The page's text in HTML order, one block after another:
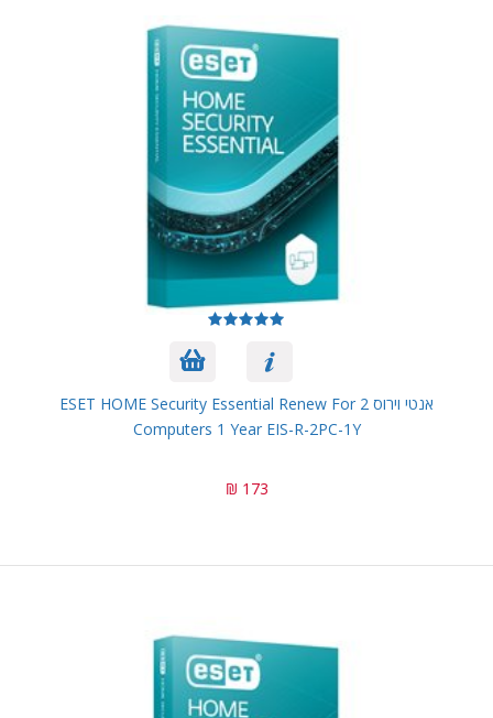
אנטי וירוס ESET HOME Security Essential Renew For 2
Computers 1 Year EIS-R-2PC-1Y
173 ₪